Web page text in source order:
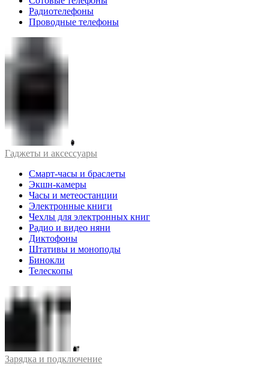
Радиотелефоны
Проводные телефоны
Гаджеты и аксессуары
Смарт-часы и браслеты
Экшн-камеры
Часы и метеостанции
Электронные книги
Чехлы для электронных книг
Радио и видео няни
Диктофоны
Штативы и моноподы
Бинокли
Телескопы
Зарядка и подключение